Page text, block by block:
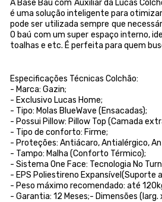
A Base Baú com Auxiliar da Lucas
é uma solução inteligente para
pode ser utilizada sempre que
O baú com um super espaço interno,
toalhas e etc. É perfeita para quem
Especificações Técnicas Colchão:
- Marca: Gazin;
- Exclusivo Lucas Home;
- Tipo: Molas BlueWave (Ensacadas);
- Possui Pillow: Pillow Top (Camada
- Tipo de conforto: Firme;
- Proteções: Antiácaro, Antialérgico,
- Tampo: Malha (Conforto Térmico);
- Sistema One Face: Tecnologia No
- EPS Poliestireno Expansível(Suporte
- Peso máximo recomendado: até
- Garantia: 12 Meses;- Dimensões